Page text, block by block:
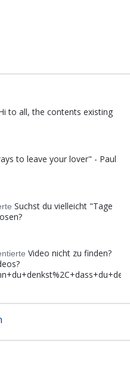
to all, the contents existing
to leave your lover" - Paul
Suchst du vielleicht "Tage
Video nicht zu finden?